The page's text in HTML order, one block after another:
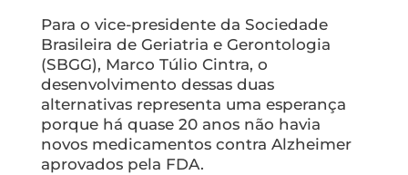
Para o vice-presidente da Sociedade
Brasileira de Geriatria e Gerontologia
(SBGG), Marco Túlio Cintra, o
desenvolvimento dessas duas
alternativas representa uma esperança
porque há quase 20 anos não havia
novos medicamentos contra Alzheimer
aprovados pela FDA.